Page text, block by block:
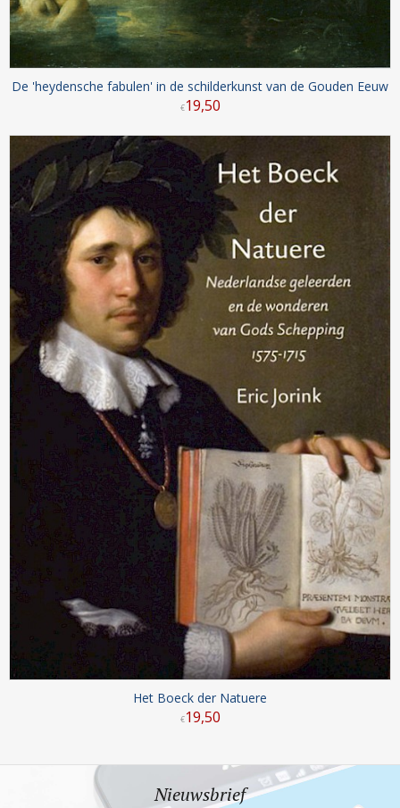
De 'heydensche fabulen' in de schilderkunst van de Gouden Eeuw
€19,50
Het Boeck der Natuere
€19,50
Nieuwsbrief